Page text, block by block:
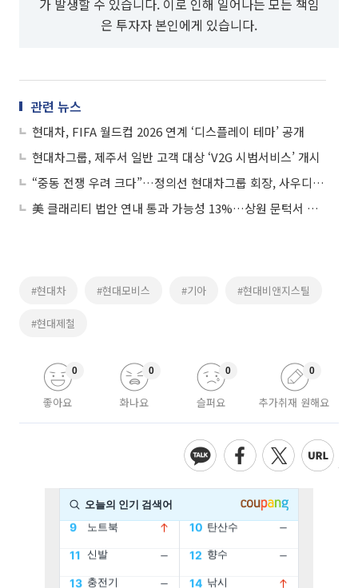
은 투자자 본인에게 있습니다.
관련 뉴스
현대차, FIFA 월드컵 2026 연계 ‘디스플레이 테마’ 공개
현대차그룹, 제주서 일반 고객 대상 ‘V2G 시범서비스’ 개시
“중동 전쟁 우려 크다”…정의선 현대차그룹 회장, 사우디 공장 지연 첫 언급
美 클래리티 법안 연내 통과 가능성 13%…상원 문턱서 제동
#현대차 #현대모비스 #기아 #현대비앤지스틸
#현대제철
좋아요
0
화나요
0
슬퍼요
0
추가취재 원해요
0